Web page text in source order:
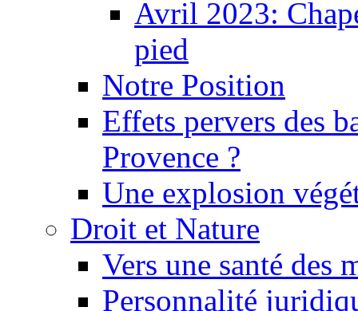
Avril 2023:
pied
Notre Position
Effets pervers des
Provence ?
Une explosion
Droit et Nature
Vers une santé des
Personnalité